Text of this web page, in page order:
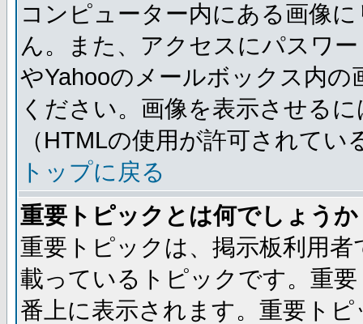
コンピューター内にある画像
ん。また、アクセスにパスワ
やYahooのメールボックス内
ください。画像を表示させる
（HTMLの使用が許可されて
トップに戻る
重要トピックとは何でしょうか
重要トピックは、掲示板利用
載っているトピックです。重
番上に表示されます。重要ト